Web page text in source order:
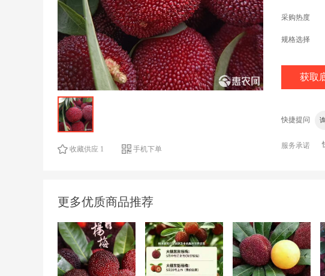
收藏供应 1 手机下单
采购热度
规格选择
获取
快捷提问
服务承诺
更多优质商品推荐